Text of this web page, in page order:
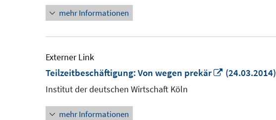
mehr Informationen
Externer Link
Teilzeitbeschäftigung: Von wegen prekär
In
(24.03.2014)
Institut der deutschen Wirtschaft Köln
mehr Informationen